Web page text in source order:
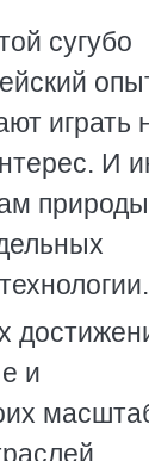
сугубо
играть
И
и